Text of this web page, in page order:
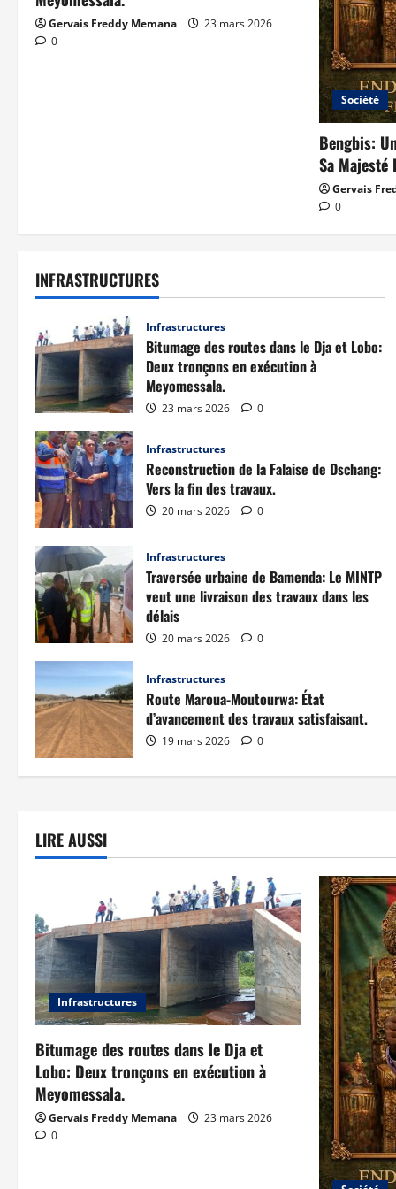
jeunesse en première
ligne pour impulser le
Gervais Freddy Memana
23 mars 2026
0
Société
Bengbis:
Sa Majesté
Gervais
0
INFRASTRUCTURES
Infrastructures
Bitumage des routes dans le Dja et Lobo:
Deux tronçons en exécution à
Meyomessala.
23 mars 2026 0
Infrastructures
Reconstruction de la Falaise de Dschang:
Vers la fin des travaux.
20 mars 2026 0
Infrastructures
Traversée urbaine de Bamenda: Le MINTP
veut une livraison des travaux dans les
délais
20 mars 2026 0
Infrastructures
Route Maroua-Moutourwa: État
d’avancement des travaux satisfaisant.
19 mars 2026 0
LIRE AUSSI
Infrastructures
Bitumage des routes dans le Dja et
Lobo: Deux tronçons en exécution à
Meyomessala.
Gervais Freddy Memana
23 mars 2026
0